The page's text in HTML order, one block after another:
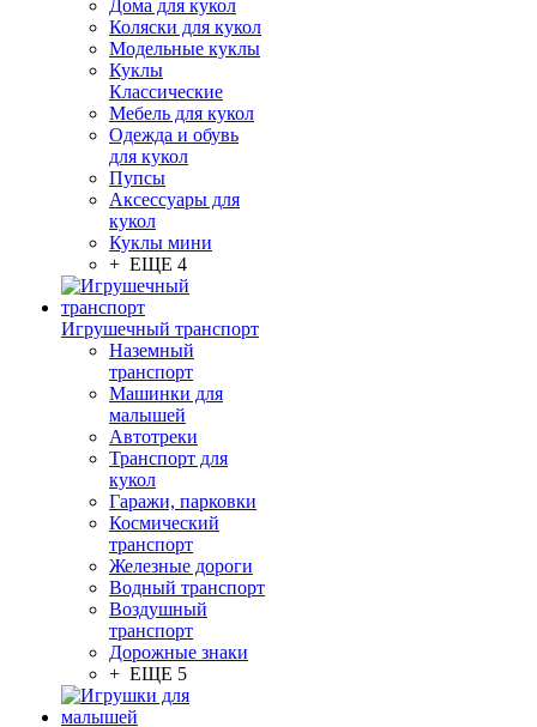
Дома для кукол
Коляски для кукол
Модельные куклы
Куклы
Классические
Мебель для кукол
Одежда и обувь
для кукол
Пупсы
Аксессуары для
кукол
Куклы мини
+ ЕЩЕ 4
Игрушечный транспорт
Наземный
транспорт
Машинки для
малышей
Автотреки
Транспорт для
кукол
Гаражи, парковки
Космический
транспорт
Железные дороги
Водный транспорт
Воздушный
транспорт
Дорожные знаки
+ ЕЩЕ 5